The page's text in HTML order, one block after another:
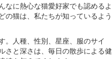
なに熱心な猫愛好家でも認めるよ
の猫は、私たちが知っているよう
。人種、性別、星座、服のサイ
さと深さは、毎日の散歩による健